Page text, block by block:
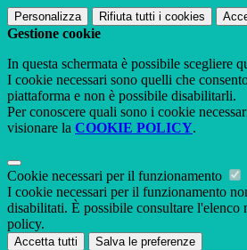
Personalizza Rifiuta tutti i cookies
Gestione cookie
In questa schermata è possibile scegliere
I cookie necessari sono quelli che
piattaforma e non è possibile disabilitarli.
Per conoscere quali sono i cookie
visionare la COOKIE POLICY.
Cookie necessari per il funzionamento
I cookie necessari per il funzionamento
disabilitati. È possibile consultare l'elenco
policy.
Accetta tutti Salva le preferenze